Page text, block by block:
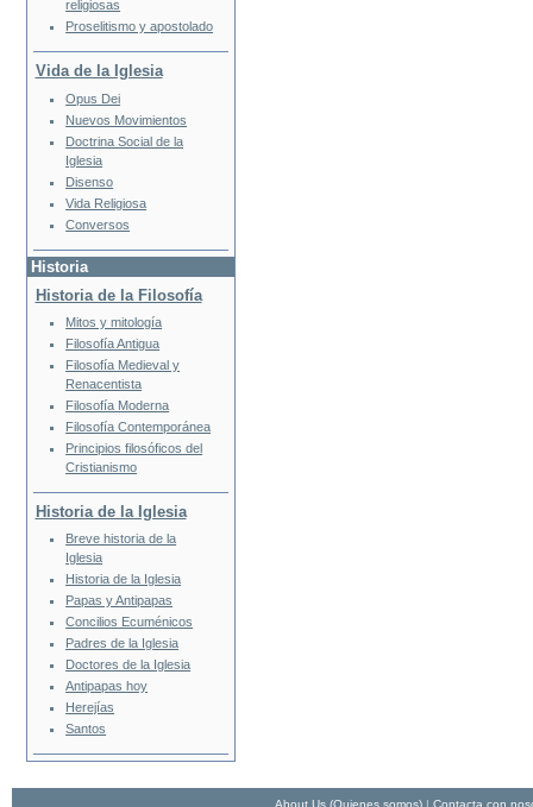
religiosas
Proselitismo y apostolado
Vida de la Iglesia
Opus Dei
Nuevos Movimientos
Doctrina Social de la
Iglesia
Disenso
Vida Religiosa
Conversos
Historia
Historia de la Filosofía
Mitos y mitología
Filosofía Antigua
Filosofía Medieval y
Renacentista
Filosofía Moderna
Filosofía Contemporánea
Principios filosóficos del
Cristianismo
Historia de la Iglesia
Breve historia de la
Iglesia
Historia de la Iglesia
Papas y Antipapas
Concilios Ecuménicos
Padres de la Iglesia
Doctores de la Iglesia
Antipapas hoy
Herejías
Santos
About Us (Quienes somos) | Contacta con